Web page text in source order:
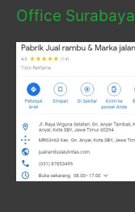
Office Surabaya